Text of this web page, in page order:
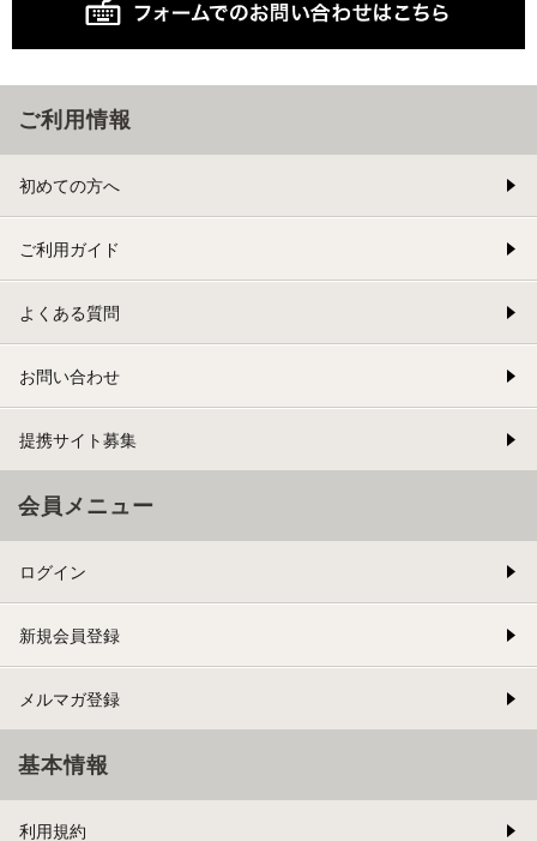
ご利用情報
初めての方へ
ご利用ガイド
よくある質問
お問い合わせ
提携サイト募集
会員メニュー
ログイン
新規会員登録
メルマガ登録
基本情報
利用規約